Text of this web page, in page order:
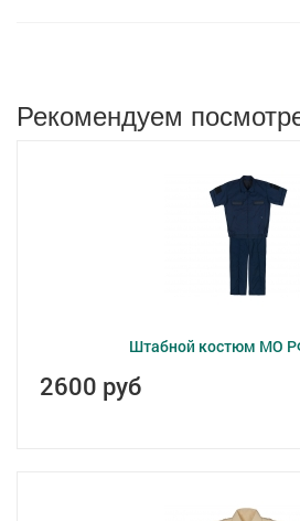
Рекомендуем
Штабной костюм МО
2600 руб